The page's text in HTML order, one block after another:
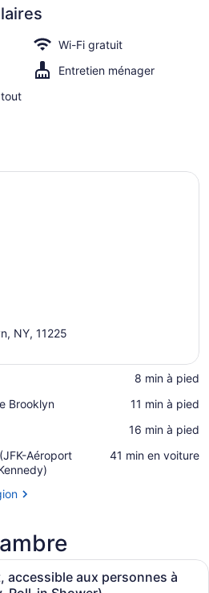
Extérieur
Wi-Fi gratuit
Entretien ménager
NY, 11225
‪8 min à pied‬
Brooklyn
‪11 min à pied‬
‪16 min à pied‬
Aéroport
‪41 min en voiture‬
Une chambre d’hôtel avec un
accessible aux personnes à